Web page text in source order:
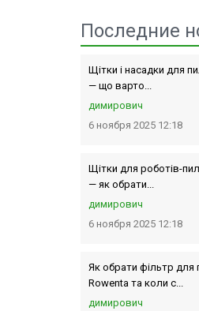
Последние
Щітки і насадки для
— що варто...
димирович
6 ноября 2025 12:18
Щітки для роботів-
— як обрати...
димирович
6 ноября 2025 12:18
Як обрати фільтр для
Rowenta та коли с...
димирович